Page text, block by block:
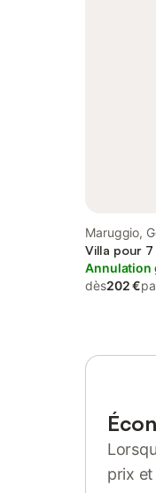
Maruggio,
Villa pour 7
Annulation
dès202 €
prix